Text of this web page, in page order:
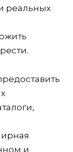
реальных
и